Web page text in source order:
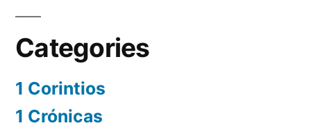
Categories
1 Corintios
1 Crónicas